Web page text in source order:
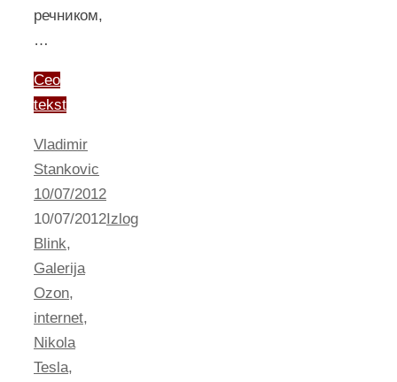
речником,
…
Ceo
tekst
Vladimir
Stankovic
10/07/2012
10/07/2012Izlog
Blink,
Galerija
Ozon,
internet,
Nikola
Tesla,